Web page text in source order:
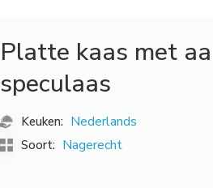
Platte kaas met
speculaas
Keuken: Nederlands
Soort: Nagerecht